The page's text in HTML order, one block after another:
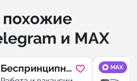
похожие
и MAX
Беспринципна
MAX